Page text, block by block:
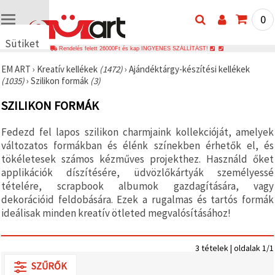
Sütiket
🍪 Cookie-
kat és
technológiákat
használunk
érdekében,
hogy
biztosítsuk
a weboldal
megfelelő
működését,
javítsuk az
Ön
felhasználói
forgalmat,
0
Rendelés felett 26000Ft és kap INGYENES SZÁLLÍTÁST!
EM ART › Kreatív kellékek (1472)› Ajándéktárgy-készítési kellékek
(1035)› Szilikon formák (3)
SZILIKON FORMÁK
Fedezd fel lapos szilikon charmjaink kollekcióját, amelyek
változatos formákban és élénk színekben érhetők el, és
tökéletesek számos kézműves projekthez. Használd őket
applikációk díszítésére, üdvözlőkártyák személyessé
tételére, scrapbook albumok gazdagítására, vagy
dekorációid feldobására. Ezek a rugalmas és tartós formák
ideálisak minden kreatív ötleted megvalósításához!
3 tételek | oldalak 1/1
SZŰRŐK